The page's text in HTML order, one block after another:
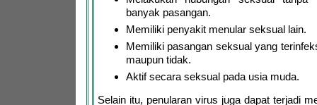
banyak pasangan.
Memiliki penyakit menular seksual lain.
Memiliki pasangan seksual yang
maupun tidak.
Aktif secara seksual pada usia muda.
Selain itu, penularan virus juga dapat terjadi